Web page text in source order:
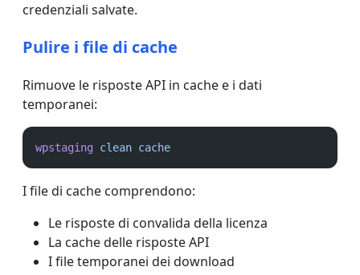
credenziali salvate.
Pulire i file di cache
Rimuove le risposte API in cache e i dati
temporanei:
wpstaging clean cache
I file di cache comprendono:
Le risposte di convalida della licenza
La cache delle risposte API
I file temporanei dei download